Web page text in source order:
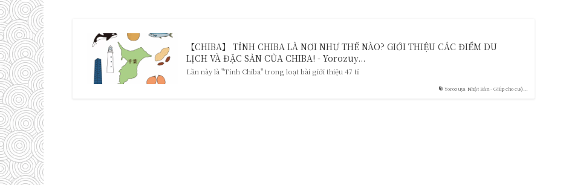
Yorozuya Nhật Bản - Giúp cho cuộ...
【CHIBA】 TỈNH CHIBA LÀ NƠI NHƯ THẾ NÀO? GIỚI THIỆU CÁC ĐIỂM DU
LỊCH VÀ ĐẶC SẢN CỦA CHIBA! - Yorozuy...
Lần này là "Tỉnh Chiba" trong loạt bài giới thiệu 47 tỉ